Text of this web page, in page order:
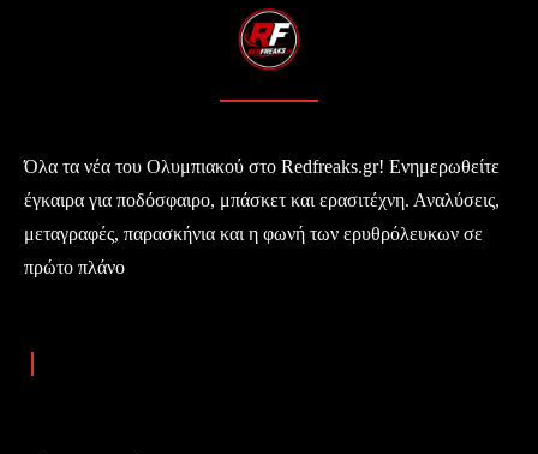
Όλα τα νέα του Ολυμπιακού στο Redfreaks.gr! Ενημερωθείτε
έγκαιρα για ποδόσφαιρο, μπάσκετ και ερασιτέχνη. Αναλύσεις,
μεταγραφές, παρασκήνια και η φωνή των ερυθρόλευκων σε
πρώτο πλάνο